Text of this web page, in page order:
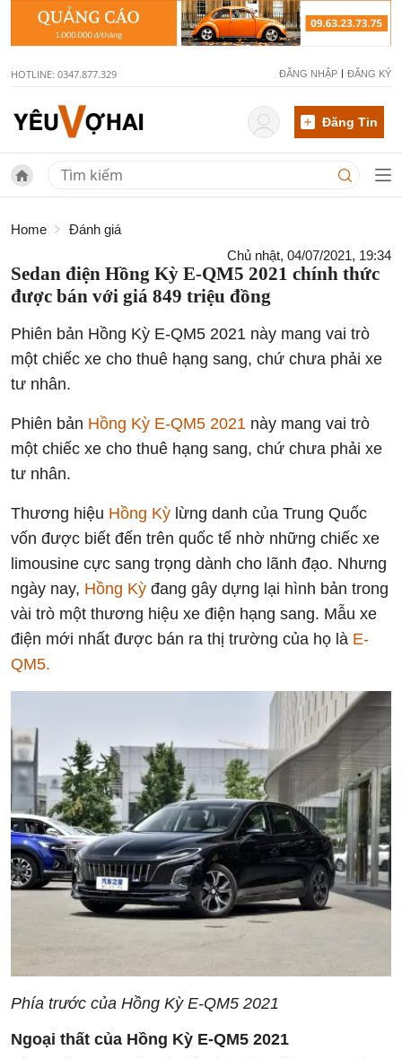
HOTLINE: 0347.877.329 ĐĂNG NHẬP ĐĂNG KÝ
Đăng Tin
Home
Đánh giá
Chủ nhật, 04/07/2021, 19:34
Sedan điện Hồng Kỳ E-QM5 2021 chính thức
được bán với giá 849 triệu đồng
Phiên bản Hồng Kỳ E-QM5 2021 này mang vai trò
một chiếc xe cho thuê hạng sang, chứ chưa phải xe
tư nhân.
Phiên bản Hồng Kỳ E-QM5 2021 này mang vai trò
một chiếc xe cho thuê hạng sang, chứ chưa phải xe
tư nhân.
Thương hiệu Hồng Kỳ lừng danh của Trung Quốc
vốn được biết đến trên quốc tế nhờ những chiếc xe
limousine cực sang trọng dành cho lãnh đạo. Nhưng
ngày nay, Hồng Kỳ đang gây dựng lại hình bản trong
vài trò một thương hiệu xe điện hạng sang. Mẫu xe
điện mới nhất được bán ra thị trường của họ là E-
QM5.
Phía trước của Hồng Kỳ E-QM5 2021
Ngoại thất của Hồng Kỳ E-QM5 2021